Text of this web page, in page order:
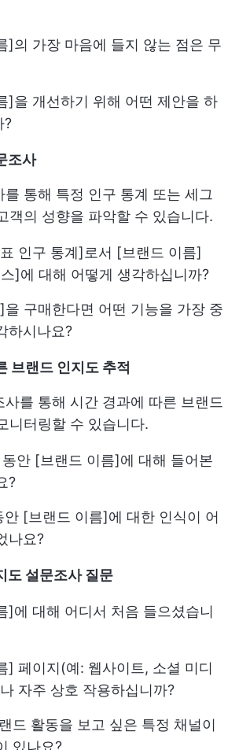
]의 가장 마음에 들지 않는 점은 무
]을 개선하기 위해 어떤 제안을 하
?
조사
를 통해 특정 인구 통계 또는 세그
객의 성향을 파악할 수 있습니다.
인구 통계]로서 [브랜드 이름]
]에 대해 어떻게 생각하십니까?
구매한다면 어떤 기능을 가장 중
하시나요?
브랜드 인지도 추적
사를 통해 시간 경과에 따른 브랜드
니터링할 수 있습니다.
안 [브랜드 이름]에 대해 들어본
?
안 [브랜드 이름]에 대한 인식이 어
나요?
도 설문조사 질문
]에 대해 어디서 처음 들으셨습니
] 페이지(예: 웹사이트, 소셜 미디
자주 상호 작용하십니까?
드 활동을 보고 싶은 특정 채널이
있나요?